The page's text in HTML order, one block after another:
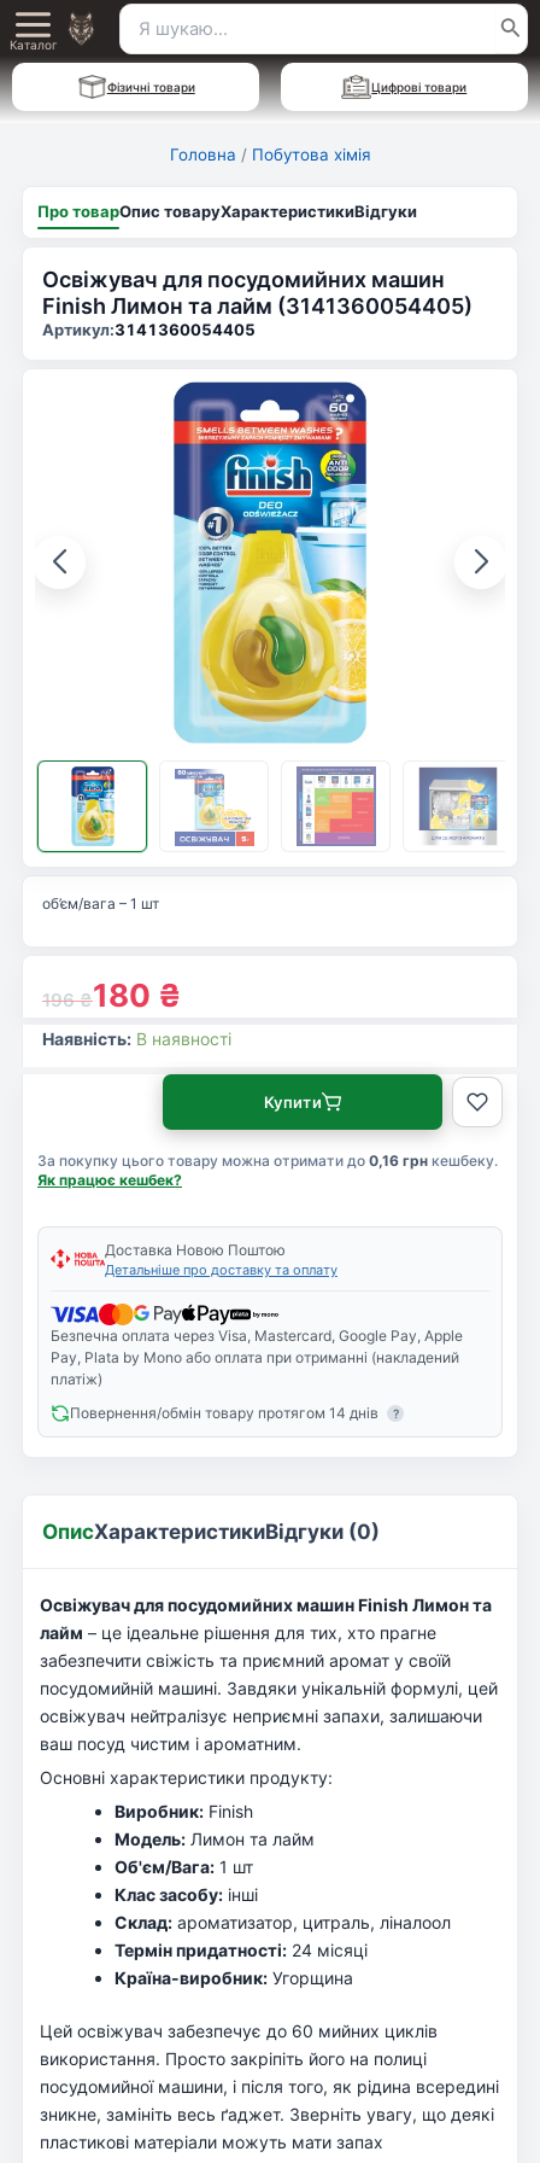
Перейти
до
вмісту
Main
Menu
Каталог
Пошук
для:
Фізичні товари Цифрові товари
Головна / Побутова хімія
Про товарОпис товаруХарактеристикиВідгуки
Освіжувач для посудомийних машин
Finish Лимон та лайм (3141360054405)
Артикул:3141360054405
196₴180 ₴
об’єм/вага – 1 шт
Наявність: В наявності
За покупку цього товару можна отримати до 0,16 грн кешбеку.
Як працює кешбек?
Купити
Доставка Новою Поштою
Детальніше про доставку та оплату
Безпечна оплата через Visa, Mastercard, Google Pay, Apple
Pay, Plata by Mono або оплата при отриманні (накладений
платіж)
Повернення/обмін товару протягом 14 днів
?
ОписХарактеристикиВідгуки (0)
Освіжувач для посудомийних машин Finish Лимон та
лайм – це ідеальне рішення для тих, хто прагне
забезпечити свіжість та приємний аромат у своїй
посудомийній машині. Завдяки унікальній формулі, цей
освіжувач нейтралізує неприємні запахи, залишаючи
ваш посуд чистим і ароматним.
Основні характеристики продукту:
Виробник: Finish
Модель: Лимон та лайм
Об'єм/Вага: 1 шт
Клас засобу: інші
Склад: ароматизатор, цитраль, ліналоол
Термін придатності: 24 місяці
Країна-виробник: Угорщина
Цей освіжувач забезпечує до 60 мийних циклів
використання. Просто закріпіть його на полиці
посудомийної машини, і після того, як рідина всередині
зникне, замініть весь ґаджет. Зверніть увагу, що деякі
пластикові матеріали можуть мати запах